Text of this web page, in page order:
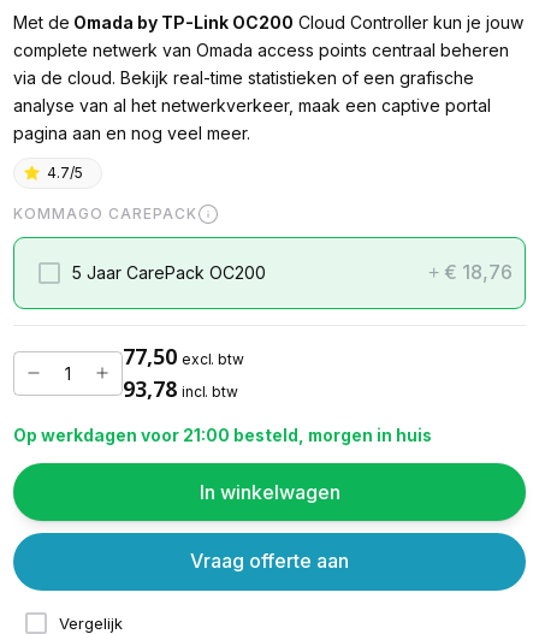
Met de Omada by TP-Link OC200 Cloud Controller kun je jouw
complete netwerk van Omada access points centraal beheren
via de cloud. Bekijk real-time statistieken of een grafische
analyse van al het netwerkverkeer, maak een captive portal
pagina aan en nog veel meer.
4.7/5
KOMMAGO CAREPACK
5 Jaar CarePack OC200 + € 18,76
77,50 excl. btw
93,78 incl. btw
Op werkdagen voor 21:00 besteld, morgen in huis
In winkelwagen
Vergelijk
Vraag offerte aan